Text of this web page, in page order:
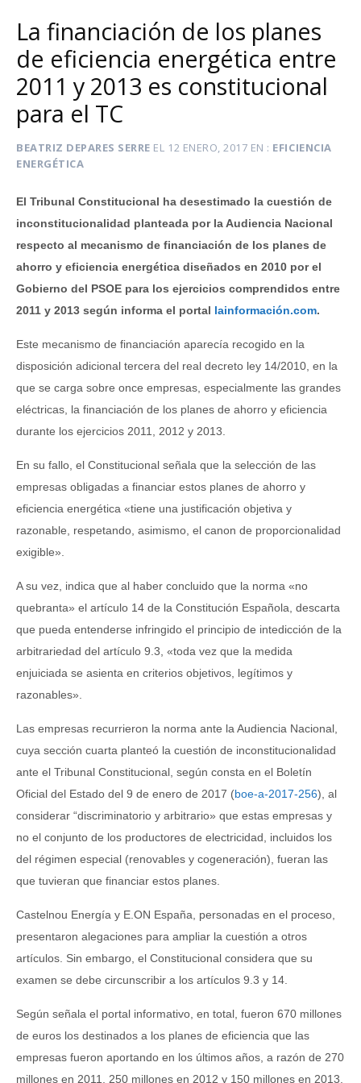
La financiación de los planes
de eficiencia energética entre
2011 y 2013 es constitucional
para el TC
BEATRIZ DEPARES SERRE EL 12 ENERO, 2017 EN
EFICIENCIA
ENERGÉTICA
El Tribunal Constitucional ha desestimado la cuestión de
inconstitucionalidad planteada por la Audiencia Nacional
respecto al mecanismo de financiación de los planes de
ahorro y eficiencia energética diseñados en 2010 por el
Gobierno del PSOE para los ejercicios comprendidos entre
2011 y 2013 según informa el portal lainformación.com.
Este mecanismo de financiación aparecía recogido en la
disposición adicional tercera del real decreto ley 14/2010, en la
que se carga sobre once empresas, especialmente las grandes
eléctricas, la financiación de los planes de ahorro y eficiencia
durante los ejercicios 2011, 2012 y 2013.
En su fallo, el Constitucional señala que la selección de las
empresas obligadas a financiar estos planes de ahorro y
eficiencia energética «tiene una justificación objetiva y
razonable, respetando, asimismo, el canon de proporcionalidad
exigible».
A su vez, indica que al haber concluido que la norma «no
quebranta» el artículo 14 de la Constitución Española, descarta
que pueda entenderse infringido el principio de intedicción de la
arbitrariedad del artículo 9.3, «toda vez que la medida
enjuiciada se asienta en criterios objetivos, legítimos y
razonables».
Las empresas recurrieron la norma ante la Audiencia Nacional,
cuya sección cuarta planteó la cuestión de inconstitucionalidad
ante el Tribunal Constitucional, según consta en el Boletín
Oficial del Estado del 9 de enero de 2017 (boe-a-2017-256), al
considerar “discriminatorio y arbitrario» que estas empresas y
no el conjunto de los productores de electricidad, incluidos los
del régimen especial (renovables y cogeneración), fueran las
que tuvieran que financiar estos planes.
Castelnou Energía y E.ON España, personadas en el proceso,
presentaron alegaciones para ampliar la cuestión a otros
artículos. Sin embargo, el Constitucional considera que su
examen se debe circunscribir a los artículos 9.3 y 14.
Según señala el portal informativo, en total, fueron 670 millones
de euros los destinados a los planes de eficiencia que las
empresas fueron aportando en los últimos años, a razón de 270
millones en 2011, 250 millones en 2012 y 150 millones en 2013.